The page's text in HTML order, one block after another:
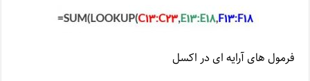
فرمول های آرایه ای در اکسل